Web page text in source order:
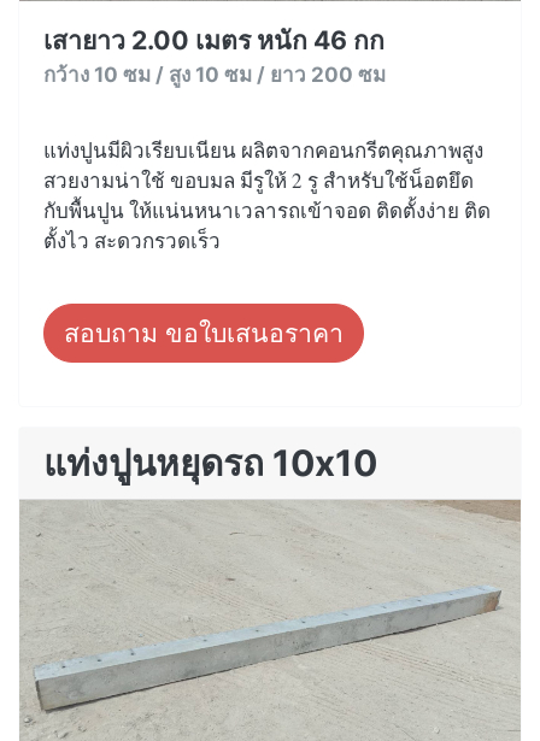
เสายาว 2.00 เมตร หนัก 46 กก
กว้าง 10 ซม / สูง 10 ซม / ยาว 200 ซม
แท่งปูนมีผิวเรียบเนียน ผลิตจากคอนกรีตคุณภาพสูง
สวยงามน่าใช้ ขอบมล มีรูให้ 2 รู สำหรับใช้น็อตยึด
กับพื้นปูน ให้แน่นหนาเวลารถเข้าจอด ติดตั้งง่าย ติด
ตั้งไว สะดวกรวดเร็ว
สอบถาม ขอใบเสนอราคา
แท่งปูนหยุดรถ 10x10